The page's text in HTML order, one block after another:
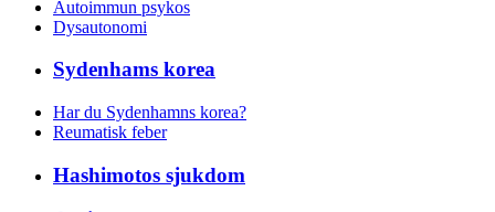
Autoimmun psykos
Dysautonomi
Sydenhams korea
Har du Sydenhamns korea?
Reumatisk feber
Hashimotos sjukdom